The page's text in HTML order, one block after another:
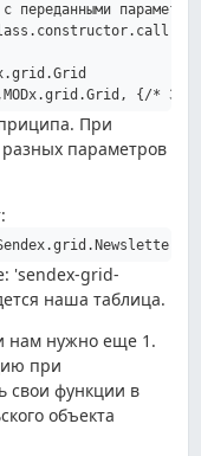
переданными
{/*
При
параметров
'sendex-grid-
наша таблица.
нам нужно еще 1.
при
свои функции в
объекта